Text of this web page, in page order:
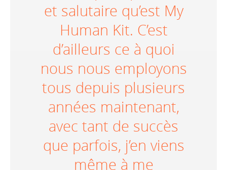
et salutaire qu’est My
Human Kit. C’est
d’ailleurs ce à quoi
nous nous employons
tous depuis plusieurs
années maintenant,
avec tant de succès
que parfois, j’en viens
même à me